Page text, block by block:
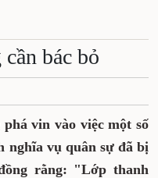
bác bỏ
vin vào việc một số
nghĩa vụ quân sự đã bị
rằng: "Lớp thanh